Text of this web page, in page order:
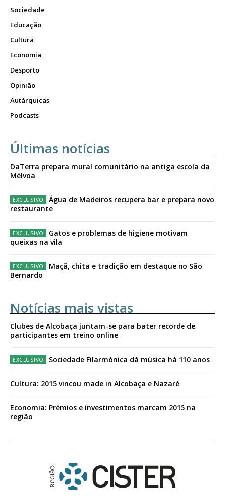
Sociedade
Educação
Cultura
Economia
Desporto
Opinião
Autárquicas
Podcasts
Últimas notícias
DaTerra prepara mural comunitário na antiga escola da
Mélvoa
Água de Madeiros recupera bar e prepara novo
restaurante
Gatos e problemas de higiene motivam
queixas na vila
Maçã, chita e tradição em destaque no São
Bernardo
Notícias mais vistas
Clubes de Alcobaça juntam-se para bater recorde de
participantes em treino online
Sociedade Filarmónica dá música há 110 anos
Cultura: 2015 vincou made in Alcobaça e Nazaré
Economia: Prémios e investimentos marcam 2015 na
região